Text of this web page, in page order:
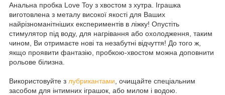
Анальна пробка Love Toy з хвостом з хутра. Іграшка
виготовлена з металу високої якості для Ваших
найрізноманітніших експериментів в ліжку! Опустіть
стимулятор під воду, для нагрівання або охолодження, таким
чином, Ви отримаєте нові та незабутні відчуття! До того ж,
якщо проявити фантазію, пробкою-хвостом можна доповнити
рольове білизна.
Використовуйте з лубрикантами , очищайте спеціальним
засобом для інтимних іграшок, або милом і водою.